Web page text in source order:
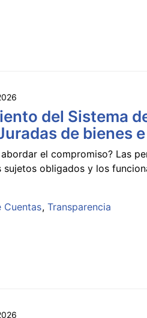
del Sistema
de bienes
el compromiso? Las
obligados y los
Cuentas Transparencia